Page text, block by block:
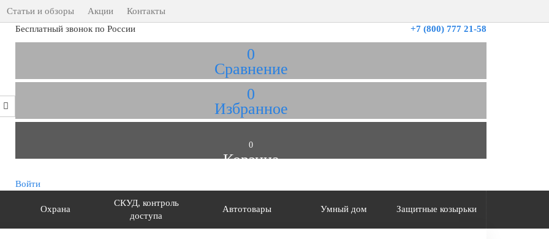
Статьи и обзоры Акции
Контакты
+7 (800) 777 21-58
Бесплатный звонок по России
0
Сравнение
0
Избранное
0
Корзина
Войти
Охрана
СКУД, контроль
доступа
Автотовары Умный дом Защитные козырьки